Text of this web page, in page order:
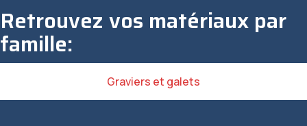
Retrouvez vos matériaux par
famille:
Graviers et galets